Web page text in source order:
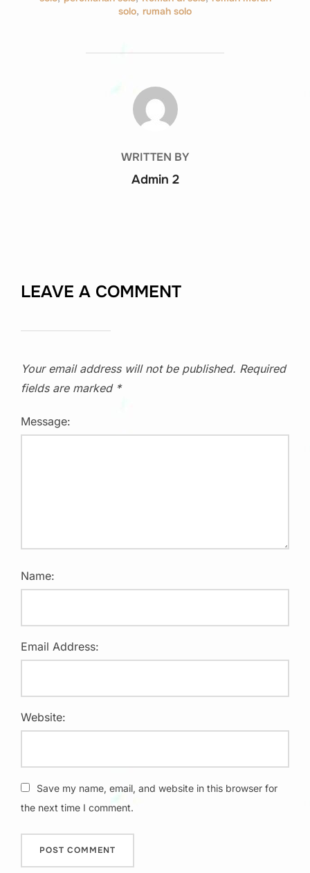
solo, rumah solo
POST AUTHOR
WRITTEN BY
Admin 2
LEAVE A COMMENT
Your email address will not be published. Required
fields are marked *
Message:
Name:
Email Address:
Website:
Save my name, email, and website in this browser for
the next time I comment.